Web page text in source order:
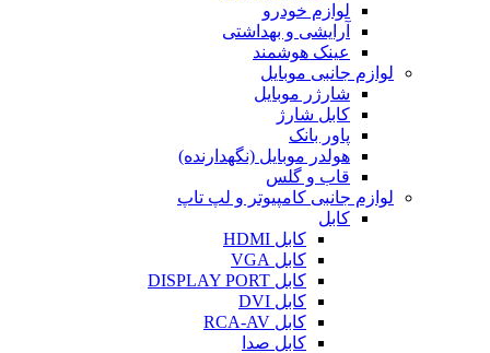
لوازم خودرو
آرایشی و بهداشتی
عینک هوشمند
لوازم جانبی موبایل
شارژر موبایل
کابل شارژ
پاور بانک
هولدر موبایل (نگهدارنده)
قاب و گلس
لوازم جانبی کامپیوتر و لپ تاپ
کابل
کابل HDMI
کابل VGA
کابل DISPLAY PORT
کابل DVI
کابل RCA-AV
کابل صدا